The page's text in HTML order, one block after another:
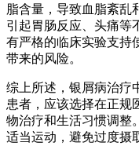
脂含量，导致血脂紊乱
引起胃肠反应、头痛等
有严格的临床实验支持
带来的风险。
综上所述，银屑病治疗
患者，应该选择在正规
物治疗和生活习惯调整
适当运动，避免过度摄